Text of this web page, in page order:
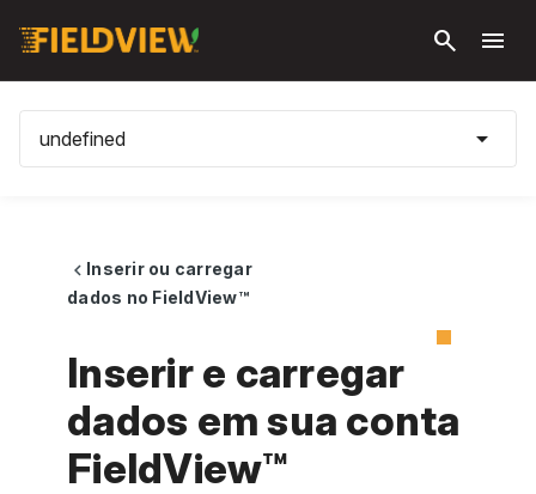
principal
search menu
undefined arrow_drop_down
chevron_leftInserir ou carregar
dados no FieldView™
Inserir e carregar
dados em sua conta
FieldView™